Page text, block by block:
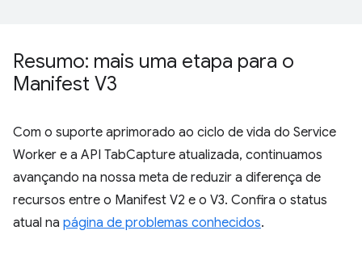
Resumo: mais uma etapa para o
Manifest V3
Com o suporte aprimorado ao ciclo de vida do Service
Worker e a API TabCapture atualizada, continuamos
avançando na nossa meta de reduzir a diferença de
recursos entre o Manifest V2 e o V3. Confira o status
atual na página de problemas conhecidos.